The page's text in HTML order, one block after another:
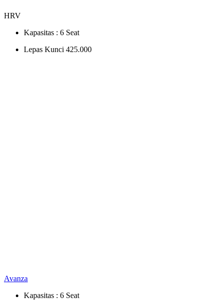
HRV
Kapasitas : 6 Seat
Lepas Kunci 425.000
Avanza
Kapasitas : 6 Seat